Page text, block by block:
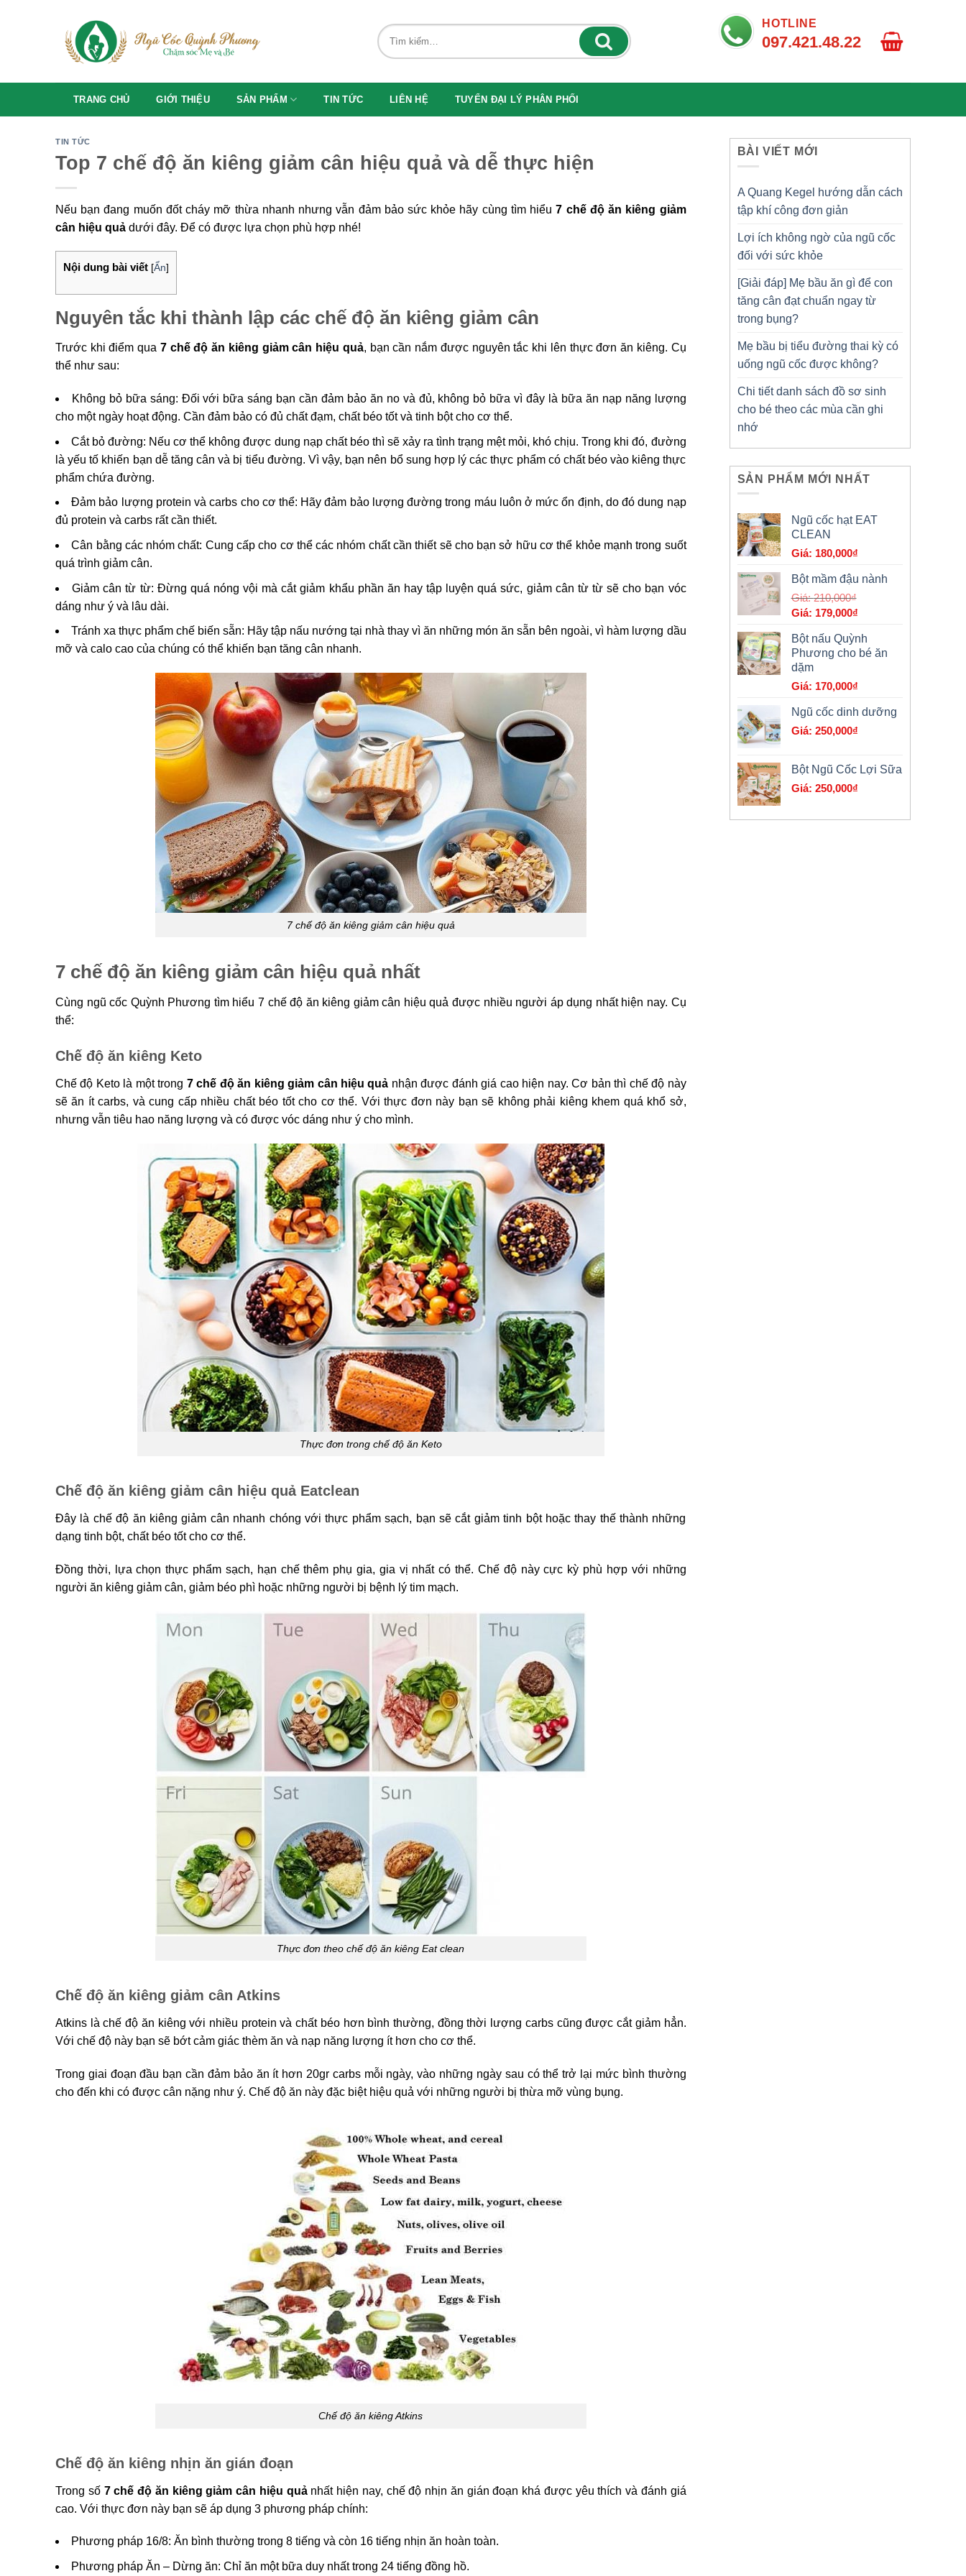
HOTLINE
097.421.48.22
TRANG CHỦ GIỚI THIỆU SẢN PHẨM TIN TỨC LIÊN HỆ TUYỂN ĐẠI LÝ PHÂN PHỐI
TIN TỨC
Top 7 chế độ ăn kiêng giảm cân hiệu quả và dễ thực hiện
Nếu bạn đang muốn đốt cháy mỡ thừa nhanh nhưng vẫn đảm bảo sức khỏe hãy cùng tìm hiểu 7 chế độ ăn kiêng giảm
cân hiệu quả dưới đây. Để có được lựa chọn phù hợp nhé!
Nội dung bài viết [Ẩn]
Nguyên tắc khi thành lập các chế độ ăn kiêng giảm cân
Trước khi điểm qua 7 chế độ ăn kiêng giảm cân hiệu quả, bạn cần nắm được nguyên tắc khi lên thực đơn ăn kiêng. Cụ
thể như sau:
Không bỏ bữa sáng: Đối với bữa sáng bạn cần đảm bảo ăn no và đủ, không bỏ bữa vì đây là bữa ăn nạp năng lượng
cho một ngày hoạt động. Cần đảm bảo có đủ chất đạm, chất béo tốt và tinh bột cho cơ thể.
Cắt bỏ đường: Nếu cơ thể không được dung nạp chất béo thì sẽ xảy ra tình trạng mệt mỏi, khó chịu. Trong khi đó, đường
là yếu tố khiến bạn dễ tăng cân và bị tiểu đường. Vì vậy, bạn nên bổ sung hợp lý các thực phẩm có chất béo vào kiêng thực
phẩm chứa đường.
Đảm bảo lượng protein và carbs cho cơ thể: Hãy đảm bảo lượng đường trong máu luôn ở mức ổn định, do đó dung nạp
đủ protein và carbs rất cần thiết.
Cân bằng các nhóm chất: Cung cấp cho cơ thể các nhóm chất cần thiết sẽ cho bạn sở hữu cơ thể khỏe mạnh trong suốt
quá trình giảm cân.
Giảm cân từ từ: Đừng quá nóng vội mà cắt giảm khẩu phần ăn hay tập luyện quá sức, giảm cân từ từ sẽ cho bạn vóc
dáng như ý và lâu dài.
Tránh xa thực phẩm chế biến sẵn: Hãy tập nấu nướng tại nhà thay vì ăn những món ăn sẵn bên ngoài, vì hàm lượng dầu
mỡ và calo cao của chúng có thể khiến bạn tăng cân nhanh.
7 chế độ ăn kiêng giảm cân hiệu quả
7 chế độ ăn kiêng giảm cân hiệu quả nhất
Cùng ngũ cốc Quỳnh Phương tìm hiểu 7 chế độ ăn kiêng giảm cân hiệu quả được nhiều người áp dụng nhất hiện nay. Cụ
thể:
Chế độ ăn kiêng Keto
Chế độ Keto là một trong 7 chế độ ăn kiêng giảm cân hiệu quả nhận được đánh giá cao hiện nay. Cơ bản thì chế độ này
sẽ ăn ít carbs, và cung cấp nhiều chất béo tốt cho cơ thể. Với thực đơn này bạn sẽ không phải kiêng khem quá khổ sở,
nhưng vẫn tiêu hao năng lượng và có được vóc dáng như ý cho mình.
Thực đơn trong chế độ ăn Keto
Chế độ ăn kiêng giảm cân hiệu quả Eatclean
Đây là chế độ ăn kiêng giảm cân nhanh chóng với thực phẩm sạch, bạn sẽ cắt giảm tinh bột hoặc thay thế thành những
dạng tinh bột, chất béo tốt cho cơ thể.
Đồng thời, lựa chọn thực phẩm sạch, hạn chế thêm phụ gia, gia vị nhất có thể. Chế độ này cực kỳ phù hợp với những
người ăn kiêng giảm cân, giảm béo phì hoặc những người bị bệnh lý tim mạch.
Thực đơn theo chế độ ăn kiêng Eat clean
Chế độ ăn kiêng giảm cân Atkins
Atkins là chế độ ăn kiêng với nhiều protein và chất béo hơn bình thường, đồng thời lượng carbs cũng được cắt giảm hẳn.
Với chế độ này bạn sẽ bớt cảm giác thèm ăn và nạp năng lượng ít hơn cho cơ thể.
Trong giai đoạn đầu bạn cần đảm bảo ăn ít hơn 20gr carbs mỗi ngày, vào những ngày sau có thể trở lại mức bình thường
cho đến khi có được cân nặng như ý. Chế độ ăn này đặc biệt hiệu quả với những người bị thừa mỡ vùng bụng.
Chế độ ăn kiêng Atkins
Chế độ ăn kiêng nhịn ăn gián đoạn
Trong số 7 chế độ ăn kiêng giảm cân hiệu quả nhất hiện nay, chế độ nhịn ăn gián đoạn khá được yêu thích và đánh giá
cao. Với thực đơn này bạn sẽ áp dụng 3 phương pháp chính:
Phương pháp 16/8: Ăn bình thường trong 8 tiếng và còn 16 tiếng nhịn ăn hoàn toàn.
Phương pháp Ăn – Dừng ăn: Chỉ ăn một bữa duy nhất trong 24 tiếng đồng hồ.
BÀI VIẾT MỚI
A Quang Kegel hướng dẫn cách
tập khí công đơn giản
Lợi ích không ngờ của ngũ cốc
đối với sức khỏe
[Giải đáp] Mẹ bầu ăn gì để con
tăng cân đạt chuẩn ngay từ
trong bụng?
Mẹ bầu bị tiểu đường thai kỳ có
uống ngũ cốc được không?
Chi tiết danh sách đồ sơ sinh
cho bé theo các mùa cần ghi
nhớ
SẢN PHẨM MỚI NHẤT
Ngũ cốc hạt EAT
CLEAN
180,000₫
Bột mầm đậu nành
210,000₫
210,000₫.
179,000₫Giá
tại
là:
Bột nấu Quỳnh
Phương cho bé ăn
dặm
170,000₫
Ngũ cốc dinh dưỡng
250,000₫
Bột Ngũ Cốc Lợi Sữa
250,000₫